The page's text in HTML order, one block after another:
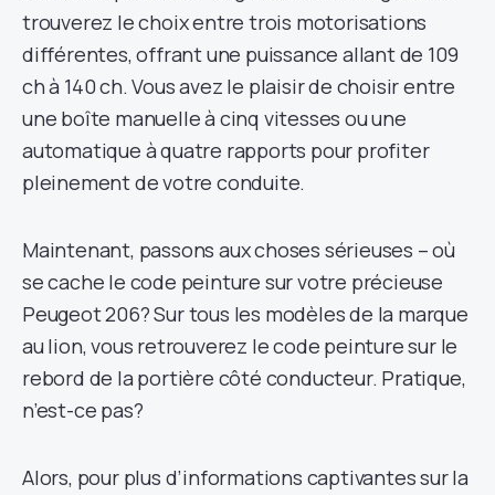
trouverez le choix entre trois motorisations
différentes, offrant une puissance allant de 109
ch à 140 ch. Vous avez le plaisir de choisir entre
une boîte manuelle à cinq vitesses ou une
automatique à quatre rapports pour profiter
pleinement de votre conduite.
Maintenant, passons aux choses sérieuses – où
se cache le code peinture sur votre précieuse
Peugeot 206? Sur tous les modèles de la marque
au lion, vous retrouverez le code peinture sur le
rebord de la portière côté conducteur. Pratique,
n’est-ce pas?
Alors, pour plus d’informations captivantes sur la